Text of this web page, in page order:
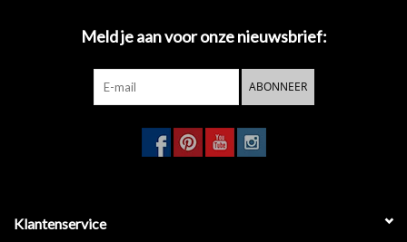
Meld je aan voor onze nieuwsbrief:
ABONNEER
Klantenservice